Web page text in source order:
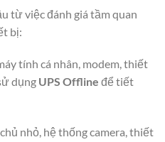
từ việc đánh giá tầm quan
bị:
tính cá nhân, modem, thiết
dụng UPS Offline để tiết
nhỏ, hệ thống camera, thiết